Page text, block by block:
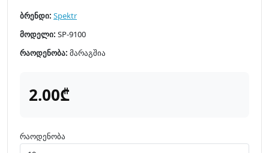
ბრენდი: Spektr
მოდელი: SP-9100
რაოდენობა: მარაგშია
2.00₾
რაოდენობა